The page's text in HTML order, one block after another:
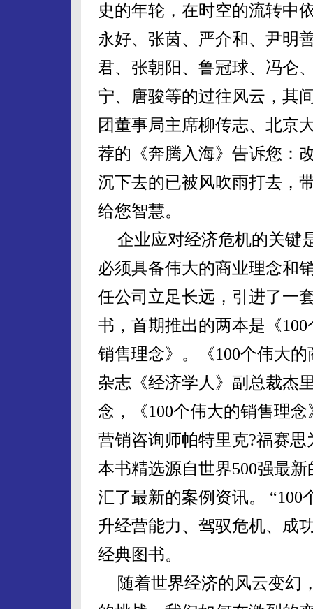
史的年轮，在时空的流转中
永好、张茵、严介和、尹明
君、张朝阳、鲁冠球、冯仑
宁、唐骏等的过往风云，其
团董事局主席柳传志、北京
荐的《奔腾入海》告诉您：
沉下去的已被风吹雨打去，
给您智慧。
企业应对经济危机的关键
必须具备伟大的商业理念和
任公司立足长远，引进了一
书，首期推出的两本是《100
销售理念》。《100个伟大的
杂志《经济学人》副总裁杰
念，《100个伟大的销售理念
营销咨询师帕特里克?福赛
本书精选源自世界500强最新
汇了最新的案例资讯。
“100
升经营能力、驾驭危机、成
经典图书。
随着世界经济的风云变幻